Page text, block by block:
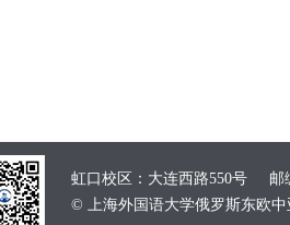
虹口校区：大连西路550号 邮
© 上海外国语大学俄罗斯东欧中